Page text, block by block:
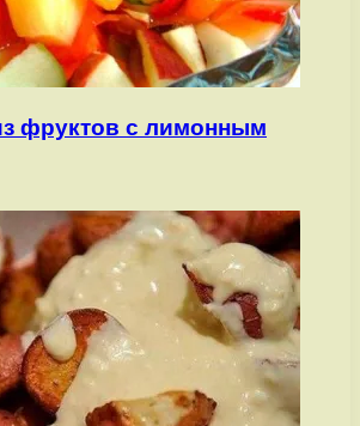
фруктов с лимонным